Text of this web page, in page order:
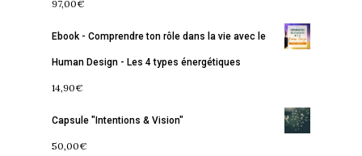
97,00€
Ebook - Comprendre ton rôle dans la vie avec le
Human Design - Les 4 types énergétiques
14,90€
Capsule "Intentions & Vision"
50,00€
Commence ici
Blog
S’équilibrer